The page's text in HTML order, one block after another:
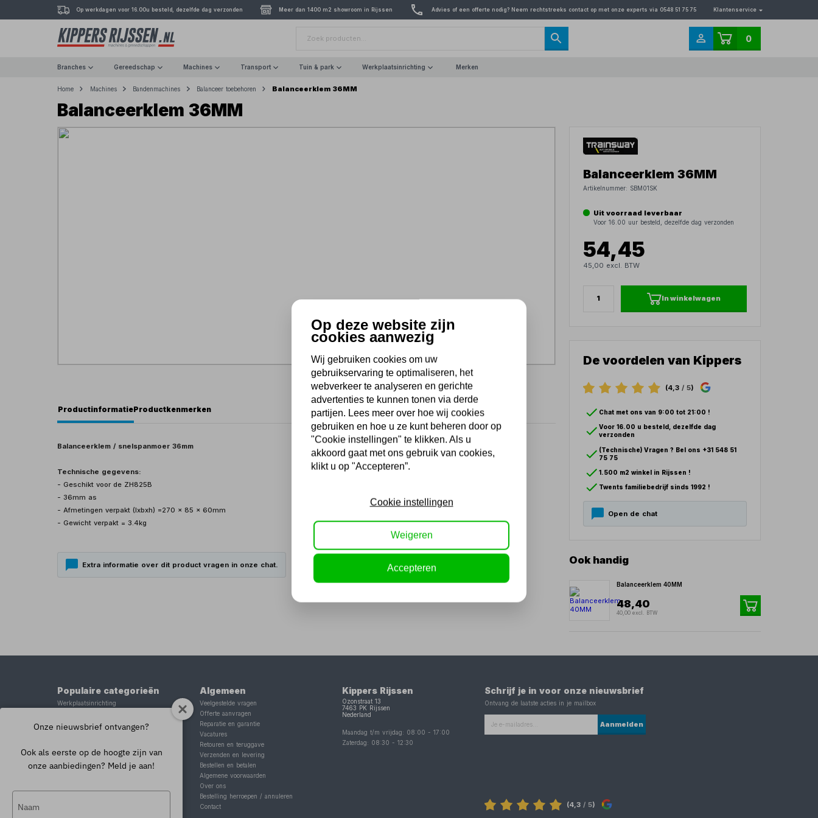
Op werkdagen voor 16.00u besteld, dezelfde dag verzonden Meer dan 1400 m2 showroom in Rijssen Advies of een offerte nodig? Neem rechtstreeks contact op met onze experts via 0548 51 75 75 Klantenservice
0
Branches Gereedschap Machines Transport Tuin & park Werkplaatsinrichting Merken
Home Machines Bandenmachines Balanceer toebehoren Balanceerklem 36MM
Balanceerklem 36MM
ProductinformatieProductkenmerken
Balanceerklem / snelspanmoer 36mm
Technische gegevens:
- Geschikt voor de ZH825B
- 36mm as
- Afmetingen verpakt (lxbxh) =270 x 85 x 60mm
- Gewicht verpakt = 3.4kg
Extra informatie over dit product vragen in onze chat.
Balanceerklem 36MM
Artikelnummer: SBM01SK
Uit voorraad leverbaar
Voor 16.00 uur besteld, dezelfde dag verzonden
54,45
45,00 excl. BTW
In winkelwagen
De voordelen van Kippers
(4,3/ 5)
Chat met ons van 9:00 tot 21:00 !
Voor 16.00 u besteld, dezelfde dag
verzonden
(Technische) Vragen ? Bel ons +31 548 51
75 75
1.500 m2 winkel in Rijssen !
Twents familiebedrijf sinds 1992 !
Open de chat
Ook handig
Balanceerklem 40MM
48,40
40,00 excl. BTW
Populaire categorieën
Werkplaatsinrichting
Tig lasapparaat
Motorlift
Schaarlift
Algemeen
Veelgestelde vragen
Offerte aanvragen
Reparatie en garantie
Vacatures
Retouren en teruggave
Verzenden en levering
Bestellen en betalen
Algemene voorwaarden
Over ons
Bestelling herroepen / annuleren
Contact
Kippers Rijssen
Ozonstraat 13
7463 PK
Rijssen
Nederland
Maandag t/m vrijdag: 08:00 -17:00
Zaterdag: 08:30 -12:30
Schrijf je in voor onze nieuwsbrief
Ontvang de laatste acties in je mailbox
Aanmelden
(4,3 / 5)
Onze nieuwsbrief ontvangen?
Ook als eerste op de hoogte zijn van
onze aanbiedingen? Meld je aan!
Op deze website zijn
cookies aanwezig
Wij gebruiken cookies om uw
gebruikservaring te optimaliseren, het
webverkeer te analyseren en gerichte
advertenties te kunnen tonen via derde
partijen. Lees meer over hoe wij cookies
gebruiken en hoe u ze kunt beheren door op
"Cookie instellingen" te klikken. Als u
akkoord gaat met ons gebruik van cookies,
klikt u op "Accepteren”.
Cookie instellingen
Weigeren
Accepteren